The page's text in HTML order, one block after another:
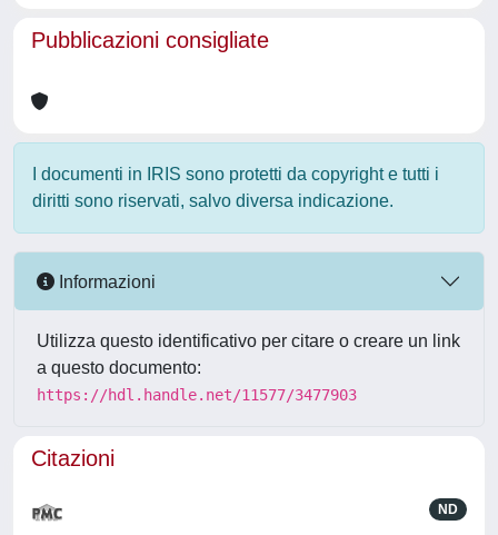
Pubblicazioni consigliate
I documenti in IRIS sono protetti da copyright e tutti i
diritti sono riservati, salvo diversa indicazione.
Informazioni
Utilizza questo identificativo per citare o creare un link
a questo documento:
https://hdl.handle.net/11577/3477903
Citazioni
ND